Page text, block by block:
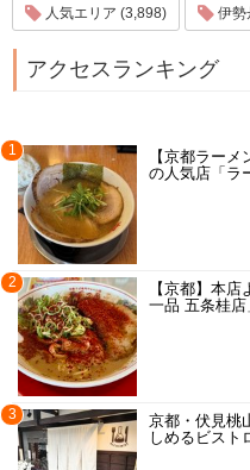
人気エリア (3,898) 伊勢
アクセスランキング
1
【京都ラー
の人気店「ラ
2
【京都】本
一品 五条桂
3
京都・伏見桃
しめるビスト